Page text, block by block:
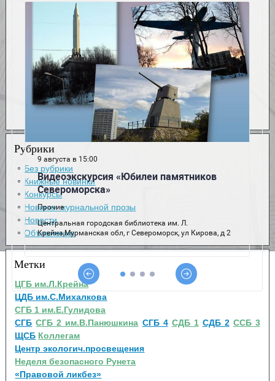
Рубрики
Без рубрики
Книжные новинки
Конкурсы
Новинки журнальной прозы
Новости
Объявления
Метки
ЦГБ им.Л.Крейна
ЦДБ им.С.Михалкова
СГБ 1 им.Е.Гулидова
СГБ СГБ 2 им.В.Панюшкина СГБ 4 СДБ 1 СДБ 2 ССБ 3
ЩСБ Коллегам
Центр экологич.просвещения
Неделя безопасного Рунета
«Правовой ликбез»